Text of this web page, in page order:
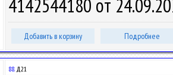
4142544180 от
Добавить в корзину Подробнее
88.Д21